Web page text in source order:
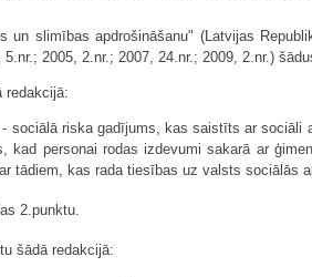
un slimības apdrošināšanu" (Latvijas
2005, 2.nr.; 2007, 24.nr.; 2009, 2.nr.)
redakcijā:
- sociālā riska gadījums, kas saistīts ar sociāli
kad personai rodas izdevumi sakarā ar
tādiem, kas rada tiesības uz valsts sociālās
2.punktu.
šādā redakcijā: